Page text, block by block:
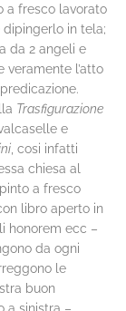
a fresco lavorato
dipingerlo in tela;
da 2 angeli e
l’atto
Trasfigurazione
e
, cosi infatti
chiesa al
a fresco
libro aperto in
honorem ecc –
da ogni
le
buon
a sinistra –